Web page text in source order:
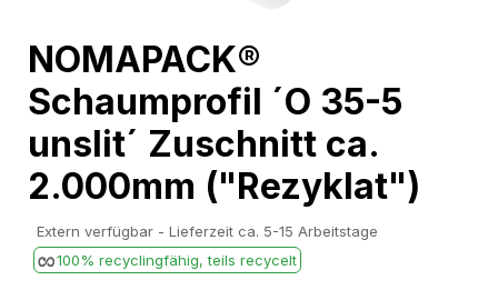
to
the
beginning
of
the
gallery
NOMAPACK®
Schaumprofil ´O 35-5
unslit´ Zuschnitt ca.
2.000mm ("Rezyklat")
Extern verfügbar - Lieferzeit ca. 5-15 Arbeitstage
100% recyclingfähig, teils recycelt